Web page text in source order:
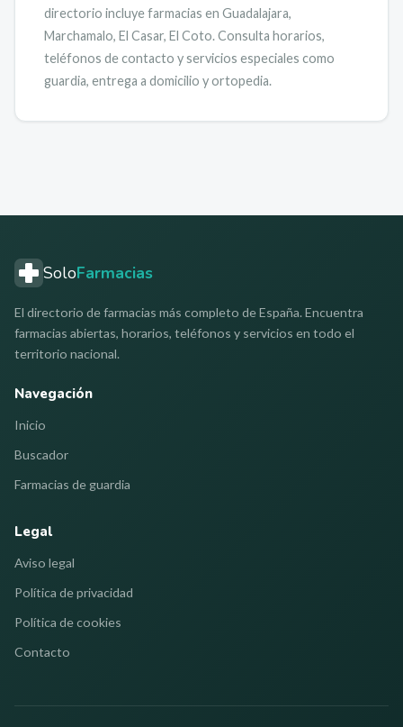
directorio incluye farmacias en Guadalajara,
Marchamalo, El Casar, El Coto.Consulta horarios,
teléfonos de contacto y servicios especiales como
guardia, entrega a domicilio y ortopedia.
SoloFarmacias
El directorio de farmacias más completo de España. Encuentra
farmacias abiertas, horarios, teléfonos y servicios en todo el
territorio nacional.
Navegación
Inicio
Buscador
Farmacias de guardia
Legal
Aviso legal
Política de privacidad
Política de cookies
Contacto